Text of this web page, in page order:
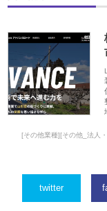
[その他業種][その他_法人
twitter